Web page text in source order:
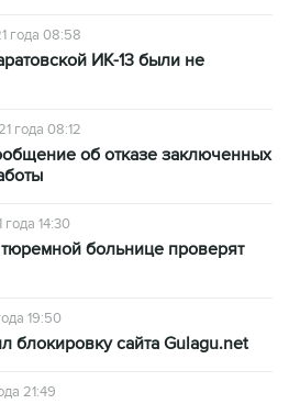
года 08:58
ИК-13 были не
года 08:12
об отказе заключенных
14:30
больнице проверят
19:50
блокировку сайта Gulagu.net
21:49